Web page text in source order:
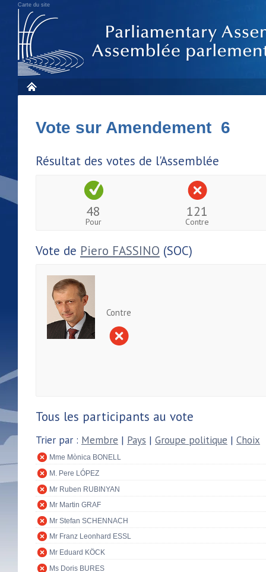
Carte du site
Vote sur Amendement 6
Résultat des votes de l'Assemblée
48
Pour
121
Contre
Vote de Piero FASSINO (SOC)
Contre
Tous les participants au vote
Trier par : Membre | Pays | Groupe politique | Choix
Mme Mònica BONELL
M. Pere LÓPEZ
Mr Ruben RUBINYAN
Mr Martin GRAF
Mr Stefan SCHENNACH
Mr Franz Leonhard ESSL
Mr Eduard KÖCK
Ms Doris BURES